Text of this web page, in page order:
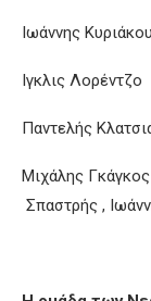
Ιωάννης
Ιγκλις
Παντελής
Μιχάλης
Σπαστρής ,